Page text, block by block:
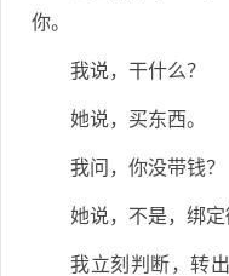
你。
我说，干什么？
她说，买东西。
我问，你没带钱？
她说，不是，绑定
我立刻判断，转